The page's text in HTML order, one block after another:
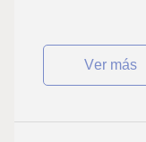
ver más